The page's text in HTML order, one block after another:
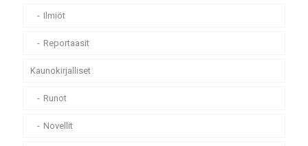
Ilmiöt
Reportaasit
Kaunokirjalliset
Runot
Novellit